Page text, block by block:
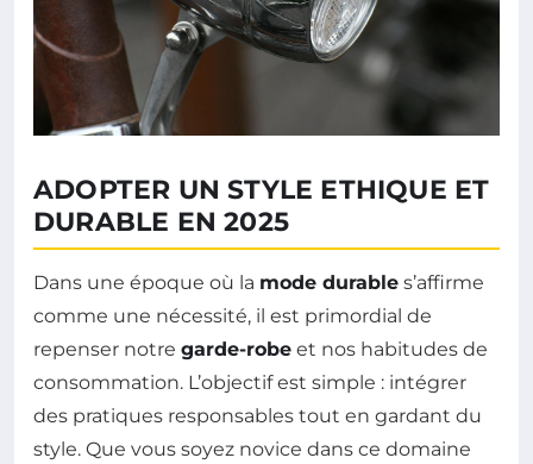
ADOPTER UN STYLE ETHIQUE ET
DURABLE EN 2025
Dans une époque où la mode durable s’affirme
comme une nécessité, il est primordial de
repenser notre garde-robe et nos habitudes de
consommation. L’objectif est simple : intégrer
des pratiques responsables tout en gardant du
style. Que vous soyez novice dans ce domaine